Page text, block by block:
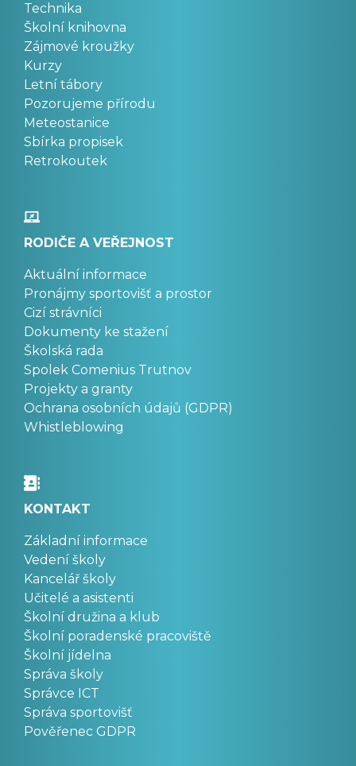
Technika
Školní knihovna
Zájmové kroužky
Kurzy
Letní tábory
Pozorujeme přírodu
Meteostanice
Sbírka propisek
Retrokoutek
RODIČE A VEŘEJNOST
Aktuální informace
Pronájmy sportovišť a prostor
Cizí strávníci
Dokumenty ke stažení
Školská rada
Spolek Comenius Trutnov
Projekty a granty
Ochrana osobních údajů (GDPR)
Whistleblowing
KONTAKT
Základní informace
Vedení školy
Kancelář školy
Učitelé a asistenti
Školní družina a klub
Školní poradenské pracoviště
Školní jídelna
Správa školy
Správce ICT
Správa sportovišť
Pověřenec GDPR